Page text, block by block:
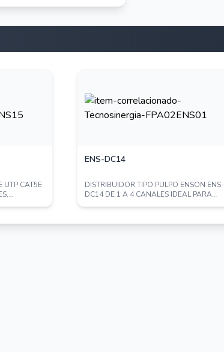
PRECIOS EN SITIOS
** UNIVIEW
UTP CAT5E
ENS-DC14
DISTRIBUIDOR TIPO PULPO ENSON ENS-
DC14 DE 1 A 4 CANALES IDEAL PARA